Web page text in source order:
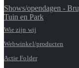
Shows/opendagen -
Tuin en Park
Wie zijn wij
Webwinkel/producten
Actie Folder